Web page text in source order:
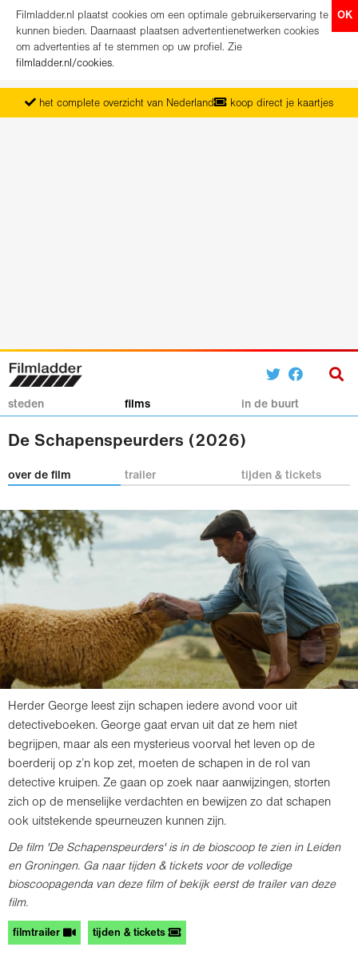
OK
Filmladder.nl plaatst cookies om een optimale gebruikerservaring te
kunnen bieden. Daarnaast plaatsen advertentienetwerken cookies
om advertenties af te stemmen op uw profiel. Zie
filmladder.nl/cookies.
het complete overzicht van Nederland
koop direct je kaartjes
vanaf maandag het nieuwe programma
steden films in de buurt
De Schapenspeurders (2026)
over de film trailer tijden & tickets
Herder George leest zijn schapen iedere avond voor uit
detectiveboeken. George gaat ervan uit dat ze hem niet
begrijpen, maar als een mysterieus voorval het leven op de
boerderij op z’n kop zet, moeten de schapen in de rol van
detective kruipen. Ze gaan op zoek naar aanwijzingen, storten
zich op de menselijke verdachten en bewijzen zo dat schapen
ook uitstekende speurneuzen kunnen zijn.
De film 'De Schapenspeurders' is in de bioscoop te zien in Leiden
en Groningen. Ga naar tijden & tickets voor de volledige
bioscoopagenda van deze film of bekijk eerst de trailer van deze
film.
filmtrailer tijden & tickets